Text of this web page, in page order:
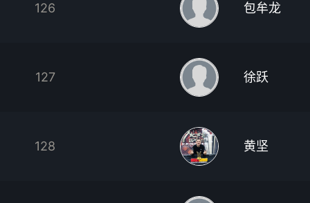
126 包牟龙
127 徐跃
128 黄坚